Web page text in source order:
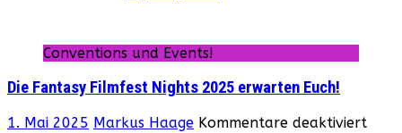
Conventions und Events!
Die Fantasy Filmfest Nights 2025 erwarten Euch!
1. Mai 2025 Markus Haage Kommentare deaktiviertfür